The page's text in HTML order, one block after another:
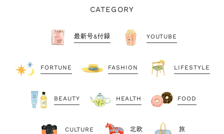
CATEGORY
最新号&付録 YOUTUBE
FORTUNE FASHION LIFESTYLE
BEAUTY HEALTH FOOD
CULTURE 北欧 旅